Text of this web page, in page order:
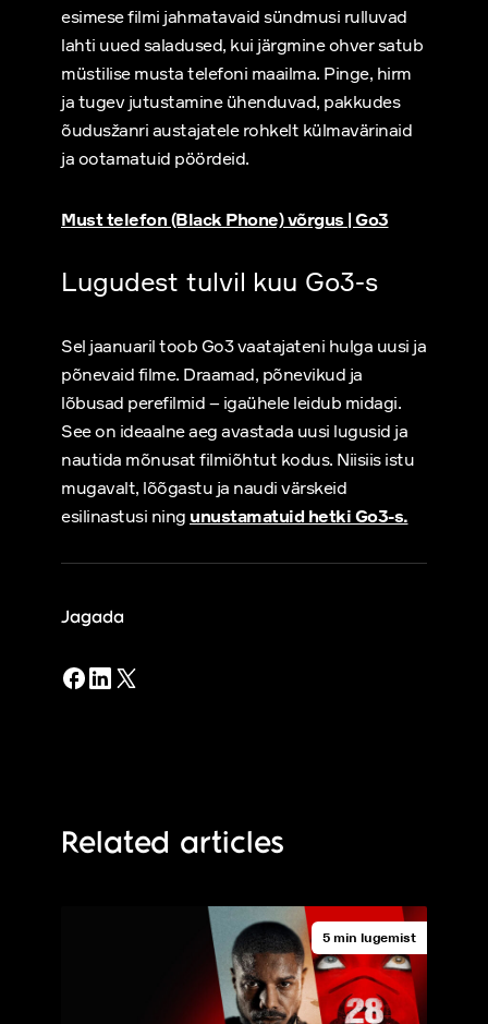
esimese filmi jahmatavaid sündmusi rulluvad
lahti uued saladused, kui järgmine ohver satub
müstilise musta telefoni maailma. Pinge, hirm
ja tugev jutustamine ühenduvad, pakkudes
õudusžanri austajatele rohkelt külmavärinaid
ja ootamatuid pöördeid.
Must telefon (Black Phone) võrgus | Go3
Lugudest tulvil kuu Go3-s
Sel jaanuaril toob Go3 vaatajateni hulga uusi ja
põnevaid filme. Draamad, põnevikud ja
lõbusad perefilmid – igaühele leidub midagi.
See on ideaalne aeg avastada uusi lugusid ja
nautida mõnusat filmiõhtut kodus. Niisiis istu
mugavalt, lõõgastu ja naudi värskeid
esilinastusi ning unustamatuid hetki Go3-s.
Jagada
Related articles
5 min lugemist